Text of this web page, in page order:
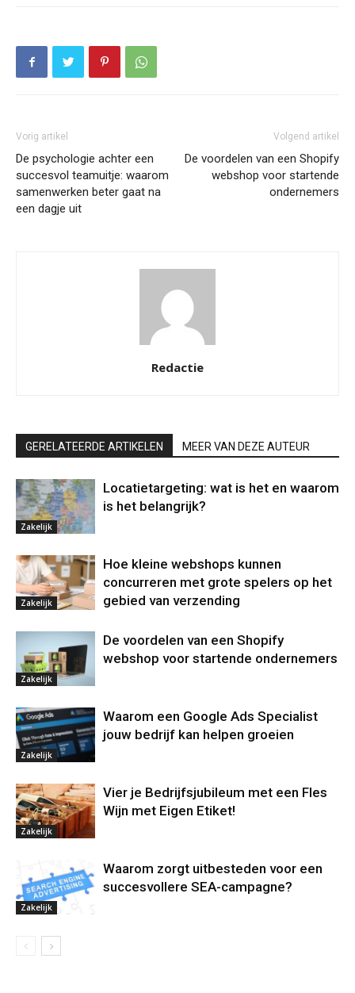
Vorig artikel
De psychologie achter een
succesvol teamuitje: waarom
samenwerken beter gaat na
een dagje uit
Volgend artikel
De voordelen van een Shopify
webshop voor startende
ondernemers
Redactie
GERELATEERDE ARTIKELEN MEER VAN DEZE AUTEUR
Zakelijk
Locatietargeting: wat is het en waarom
is het belangrijk?
Zakelijk
Hoe kleine webshops kunnen
concurreren met grote spelers op het
gebied van verzending
Zakelijk
De voordelen van een Shopify
webshop voor startende ondernemers
Zakelijk
Waarom een Google Ads Specialist
jouw bedrijf kan helpen groeien
Zakelijk
Vier je Bedrijfsjubileum met een Fles
Wijn met Eigen Etiket!
Zakelijk
Waarom zorgt uitbesteden voor een
succesvollere SEA-campagne?